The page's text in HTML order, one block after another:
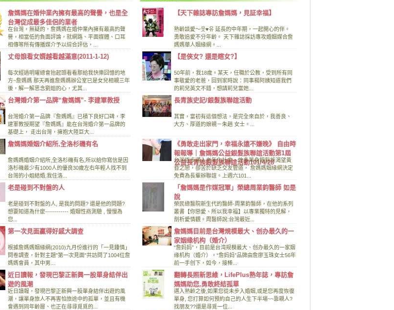
詹媽媽在婚仲業內擁有最高的聲譽，也是全
台灣促成最多佳侶的業者
在台灣，無疑的，詹媽媽在婚仲業內擁有最高的聲
譽，相當低的負面評論，就網路、平面媒體、口耳
相傳等所有傳播媒介予以綜合評估，...
丈母娘看女婿越看越滿意(2011-1-12)
每次經過明曜總會抬起頭看看那給我快樂回憶的地
方~詹媽媽 那天再進詹媽媽辦公室已是女兒相親三年
後，解一解思念劉姐的心，尤其...
台灣婚介第一品牌“詹媽媽”- 李建軍教授
台灣婚介第一品牌『詹媽媽』已積下良好口碑，李
建軍教授期望『詹媽媽』能在台灣婚介第一品牌的
基礎上， 走出台灣，擁抱大陸巨大...
詹媽媽婚姻介紹所,全洛杉磯有名
詹媽媽婚姻介紹所,全洛杉磯有名,所以給你寫信是因
洛杉磯最少有1000人的優良30歲左右年輕人找不到
台灣的小姐結婚,我住洛...
老是碰到不對盤的人
老是碰到不對盤的人, 是我的問題? 還是他的問題?
想要知道為什麼------------ 婚姻性商測驗 , 慢慢為
您...
第一次見面贏得好感大調查
根據詹媽媽姻緣網(2010)九月份進行的「一見鍾情」
問卷調查，針對主題"第一次見面"共訪問了1004位詹
媽媽會員，其中男...
近日讀報，發現巴黎正新興一股單身結伴出
遊的風潮
近日讀報，發現巴黎正新興一股單身結伴出遊的風
潮，讓單身旅人不再害怕旅途中的孤單，並且有機
會遇到同年齡層、也正在尋尋覓覓的...
【天下雜誌專訪詹媽媽，見証幸福】
熟齡談愛～웃♥유 延長的中年期，一起開心的伴。
勇敢追愛不分年齡。 天下雜誌採訪專攻婚姻媒合詹
媽媽華人姻緣網。...
【是俠女? 還是瞎女?】
50年前，我18歲。某天，任職於公教，受到所有同
事敬愛的老爸，回到家時說：同事楊阿姨知道我們
的莉兒英文不錯，想請莉兒當她...
長青族史記/銀髮族聯誼活動
其實，當初有這個想法，是完全來自於，我善良、
大方、厚道的娘親－朱趙 女士。...
《勇敢走出家門，幸福永遠不嫌晚》 自由時
報報導｜詹媽媽公益銀髮族聯誼活動第1屆
公益長青族銀髮族聯誼活動101/4/28
台灣逐步邁入老年化社會，許多單身銀髮族渴望黃
昏之戀，卻苦於缺乏交友管道， 詹媽媽姻緣網決定
免費為長輩辦聯誼。上週六101...
「詹媽媽是作媒冠軍」榮總周業鈞醫師 如是
說
榮民總醫院新生代的醫師-周業鈞醫師，在他的系列
叢書【你戀愛、所以我幸福】以專業獨特的見解，
剖析愛情觀。周醫師說:台灣最近...
詹媽媽目前是台灣規模最大、创办最久的一
家姻缘机构（婚介）
“詹妈妈”，目前是台湾规模最大、创办最久的一家姻
缘机构（婚介）。“詹妈妈”品牌由詹廖玉珠女士56年
前一手创下，如今，接棒...
翻轉長照新思維，LifePlus熟年誌，專訪詹
媽媽助您,勇敢終結孤單
邁入熟齡之後,如果您從未步入婚姻,或是您再度恢復
單身, 您打算如何預約自己的人生下半場~~靠親人?
找朋友??還是尋覓一位...